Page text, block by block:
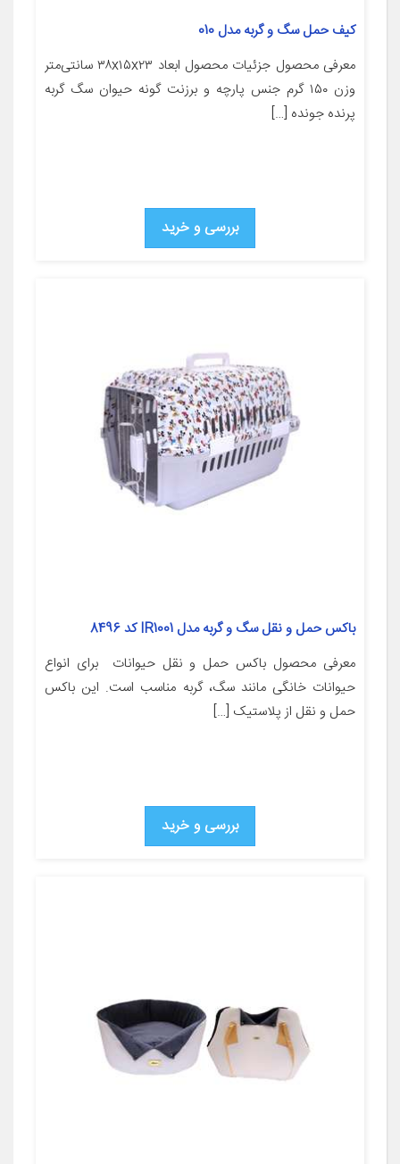
کیف حمل سگ و گربه مدل 010
معرفی محصول جزئیات محصول ابعاد ۳۸x۱۵x۲۳ سانتی‌متر
وزن ۱۵۰ گرم جنس پارچه و برزنت گونه حیوان سگ گربه
پرنده جونده […]
بررسی و خرید
باکس حمل و نقل سگ و گربه مدل IR1001 کد 8496
معرفی محصول باکس حمل و نقل حیوانات برای انواع
حیوانات خانگی مانند سگ، گربه مناسب است. این باکس
حمل و نقل از پلاستیک […]
بررسی و خرید